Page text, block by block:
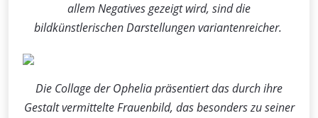
allem Negatives gezeigt wird, sind die
bildkünstlerischen Darstellungen variantenreicher.
Die Collage der Ophelia präsentiert das durch ihre
Gestalt vermittelte Frauenbild, das besonders zu seiner